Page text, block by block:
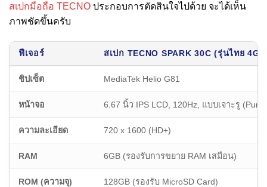
สเปกมือถือ TECNO ประกอบการตัดสินใจไปด้วย จะได้เห็น
ภาพชัดขึ้นครับ
ฟีเจอร์ สเปก TECNO SPARK 30C (รุ่นไทย 4G)
ชิปเซ็ต MediaTek Helio G81
หน้าจอ 6.67 นิ้ว IPS LCD, 120Hz, แบบเจาะรู
ความละเอียด 720 x 1600 (HD+)
RAM 6GB (รองรับการขยาย RAM เสมือน)
ROM (ความจุ) 128GB (รองรับ MicroSD Card)